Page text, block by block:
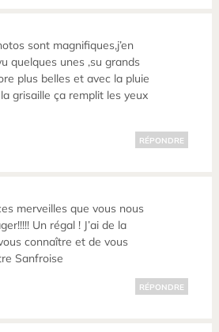
sont magnifiques,j’en
quelques unes ,su grands
plus belles et avec la pluie
grisaille ça remplit les yeux
RÉPONDRE
merveilles que vous nous
Un régal ! J’ai de la
connaître et de vous
Sanfroise
RÉPONDRE